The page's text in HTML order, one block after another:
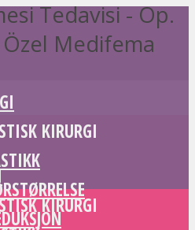
KIRURGI
KIRURGI